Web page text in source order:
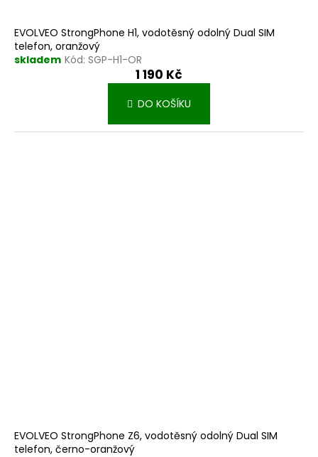
EVOLVEO StrongPhone H1, vodotěsný odolný Dual SIM
telefon, oranžový
skladem Kód: SGP-H1-OR
1 190 Kč
DO KOŠÍKU
EVOLVEO StrongPhone Z6, vodotěsný odolný Dual SIM
telefon, černo-oranžový